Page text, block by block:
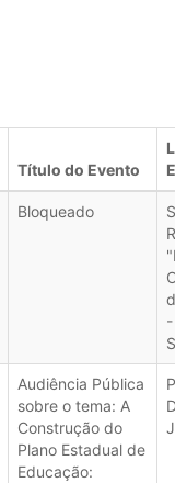
Título do Evento
Bloqueado
Audiência Pública
sobre o tema: A
Construção do
Plano Estadual de
Educação: